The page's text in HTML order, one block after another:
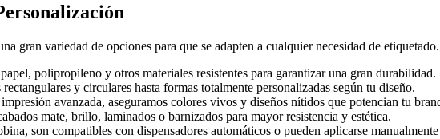
gran variedad de opciones para que se adapten a cualquier necesidad de
polipropileno y otros materiales resistentes para garantizar una gran durabilidad.
rectangulares y circulares hasta formas totalmente personalizadas según tu diseño.
avanzada, aseguramos colores vivos y diseños nítidos que potencian tu
mate, brillo, laminados o barnizados para mayor resistencia y estética.
son compatibles con dispensadores automáticos o pueden aplicarse